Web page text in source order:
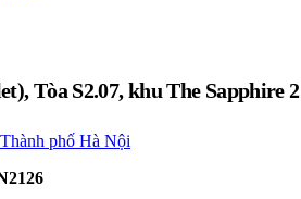
Tòa S2.07, khu The Sapphire 2
phố Hà Nội